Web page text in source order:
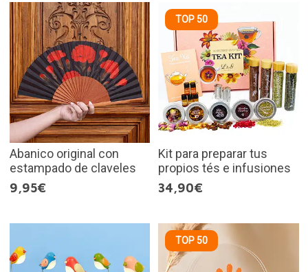
Abanico original con
estampado de claveles
9,95€
TOP 50
Kit para preparar tus
propios tés e infusiones
34,90€
TOP 50